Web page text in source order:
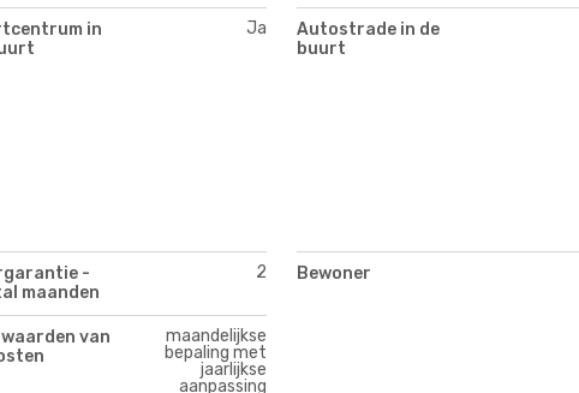
in
Ja
Autostrade in de
buurt
-
maanden
2 Bewoner
van
maandelijkse
bepaling met
jaarlijkse
aanpassing